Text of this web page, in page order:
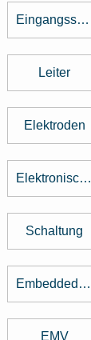
Eingangsspannung
Leiter
Elektroden
Elektronische Baugruppe
Schaltung
Embedded System
EMV